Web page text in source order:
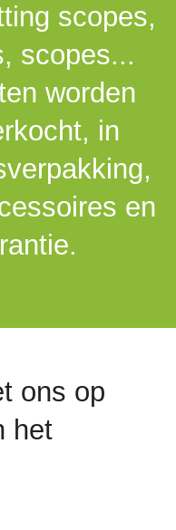
scopes,
scopes...
worden
in
en
ons op
het